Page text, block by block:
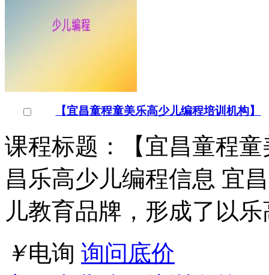
【宜昌童程童美乐高少儿编程培训机构】
课程标题：【宜昌童程
昌乐高少儿编程信息 宜
儿教育品牌，形成了以乐
￥电询 询问底价